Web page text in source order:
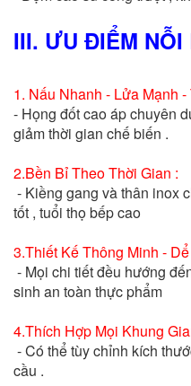
III. ƯU ĐIỂM NỖI
1. Nấu Nhanh - Lửa Mạnh
- Họng đốt cao áp chuyên
giảm thời gian chế biến .
2.Bền Bỉ Theo Thời Gian :
- Kiềng gang và thân inox
tốt , tuổi thọ bếp cao
3.Thiết Kế Thông Minh -
- Mọi chi tiết đều hướng
sinh an toàn thực phẩm
4.Thích Hợp Mọi Khung
- Có thể tùy chỉnh kích
cầu .